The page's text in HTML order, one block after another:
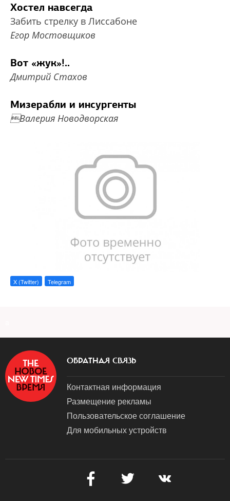
Хостел навсегда
Забить стрелку в Лиссабоне
Егор Мостовщиков
Вот «жук»!..
Дмитрий Стахов
Мизерабли и инсургенты
Валерия Новодворская
X (Twitter) Telegram
ОБРАТНАЯ СВЯЗЬ
Контактная информация
Размещение рекламы
Пользовательское соглашение
Для мобильных устройств